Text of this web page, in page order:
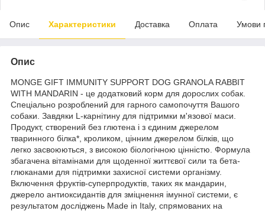
Опис Характеристики Доставка Оплата Умови
Опис
MONGE GIFT IMMUNITY SUPPORT DOG GRANOLA RABBIT
WITH MANDARIN - це додатковий корм для дорослих собак.
Спеціально розроблений для гарного самопочуття Вашого
собаки. Завдяки L-карнітину для підтримки м'язової маси.
Продукт, створений без глютена і з єдиним джерелом
тваринного білка*, кроликом, цінним джерелом білків, що
легко засвоюються, з високою біологічною цінністю. Формула
збагачена вітамінами для щоденної життєвої сили та бета-
глюканами для підтримки захисної системи організму.
Включення фруктів-суперпродуктів, таких як мандарин,
джерело антиоксидантів для зміцнення імунної системи, є
результатом досліджень Made in Italy, спрямованих на